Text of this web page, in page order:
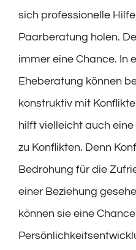
sich professionelle
Paarberatung holen.
immer eine Chance. In
Eheberatung können
konstruktiv mit
hilft vielleicht auch
zu Konflikten. Denn
Bedrohung für die
einer Beziehung
können sie eine